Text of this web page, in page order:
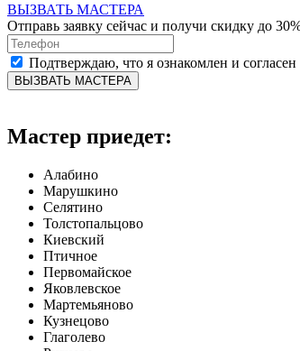
ВЫЗВАТЬ МАСТЕРА
Отправь заявку сейчас и получи скидку до
Подтверждаю, что я ознакомлен и согласен
ВЫЗВАТЬ МАСТЕРА
Мастер приедет:
Алабино
Марушкино
Селятино
Толстопальцово
Киевский
Птичное
Первомайское
Яковлевское
Мартемьяново
Кузнецово
Глаголево